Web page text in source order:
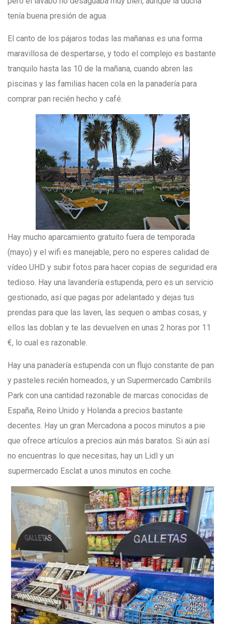
tenía buena presión de agua.
El canto de los pájaros todas las mañanas es una forma
maravillosa de despertarse, y todo el complejo es bastante
tranquilo hasta las 10 de la mañana, cuando abren las
piscinas y las familias hacen cola en la panadería para
comprar pan recién hecho y café.
Hay mucho aparcamiento gratuito fuera de temporada
(mayo) y el wifi es manejable, pero no esperes calidad de
vídeo UHD y subir fotos para hacer copias de seguridad era
tedioso. Hay una lavandería estupenda, pero es un servicio
gestionado, así que pagas por adelantado y dejas tus
prendas para que las laven, las sequen o ambas cosas, y
ellos las doblan y te las devuelven en unas 2 horas por 11
€, lo cual es razonable.
Hay una panadería estupenda con un flujo constante de pan
y pasteles recién horneados, y un Supermercado Cambrils
Park con una cantidad razonable de marcas conocidas de
España, Reino Unido y Holanda a precios bastante
decentes. Hay un gran Mercadona a pocos minutos a pie
que ofrece artículos a precios aún más baratos. Si aún así
no encuentras lo que necesitas, hay un Lidl y un
supermercado Esclat a unos minutos en coche.